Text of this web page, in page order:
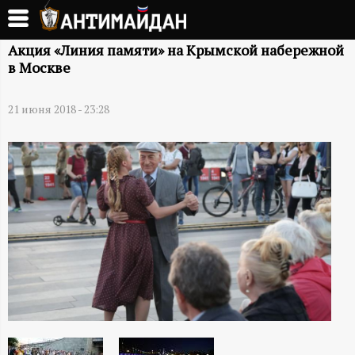
Перейти
основному
содержанию
А
И
М
А
Й
Д
Акция «Линия памяти» на Крымской набережной
в Москве
21 июня 2018 - 23:28